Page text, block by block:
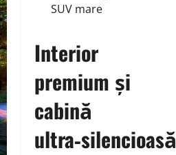
SUV mare
Interior
premium și
cabină
ultra‑silencioasă